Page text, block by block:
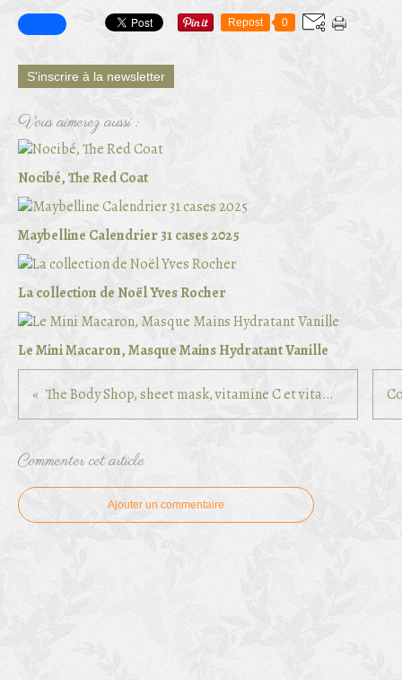
Repost 0
S'inscrire à la newsletter
Vous aimerez aussi :
Nocibé, The Red Coat
Maybelline Calendrier 31 cases 2025
La collection de Noël Yves Rocher
Le Mini Macaron, Masque Mains Hydratant Vanille
The Body Shop, sheet mask, vitamine C et vitamine E
Commenter cet article
Ajouter un commentaire